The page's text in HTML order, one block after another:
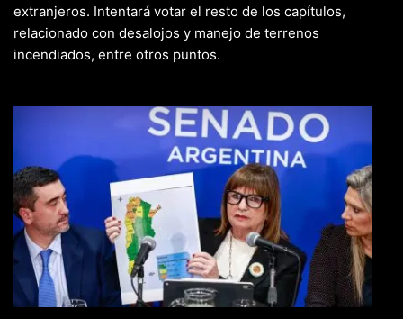
extranjeros. Intentará votar el resto de los capítulos,
relacionado con desalojos y manejo de terrenos
incendiados, entre otros puntos.